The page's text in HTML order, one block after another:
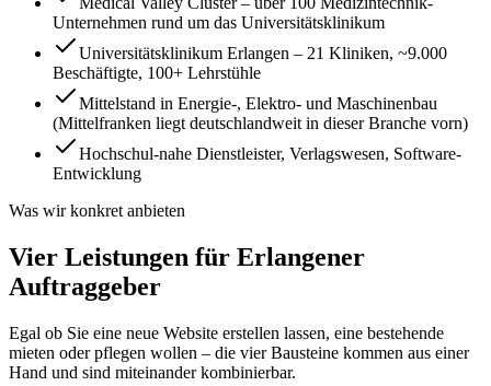
Unternehmen rund um das Universitätsklinikum
Universitätsklinikum Erlangen – 21 Kliniken, ~9.000
Beschäftigte, 100+ Lehrstühle
Mittelstand in Energie-, Elektro- und Maschinenbau
(Mittelfranken liegt deutschlandweit in dieser Branche vorn)
Hochschul-nahe Dienstleister, Verlagswesen, Software-
Entwicklung
Was wir konkret anbieten
Vier Leistungen für Erlangener
Auftraggeber
Egal ob Sie eine neue Website erstellen lassen, eine bestehende
mieten oder pflegen wollen – die vier Bausteine kommen aus einer
Hand und sind miteinander kombinierbar.